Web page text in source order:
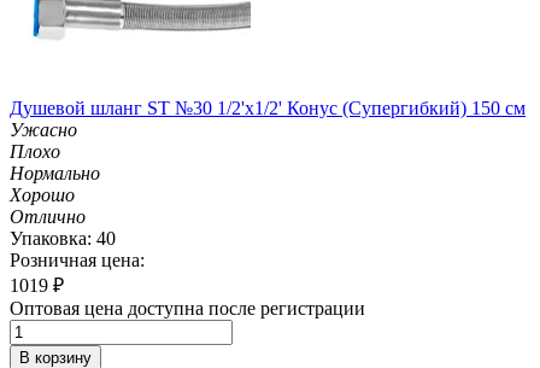
Душевой шланг ST №30 1/2'х1/2' Конус (Супергибкий) 150 см
Ужасно
Плохо
Нормально
Хорошо
Отлично
Упаковка: 40
Розничная цена:
1019 ₽
Оптовая цена доступна после регистрации
В корзину